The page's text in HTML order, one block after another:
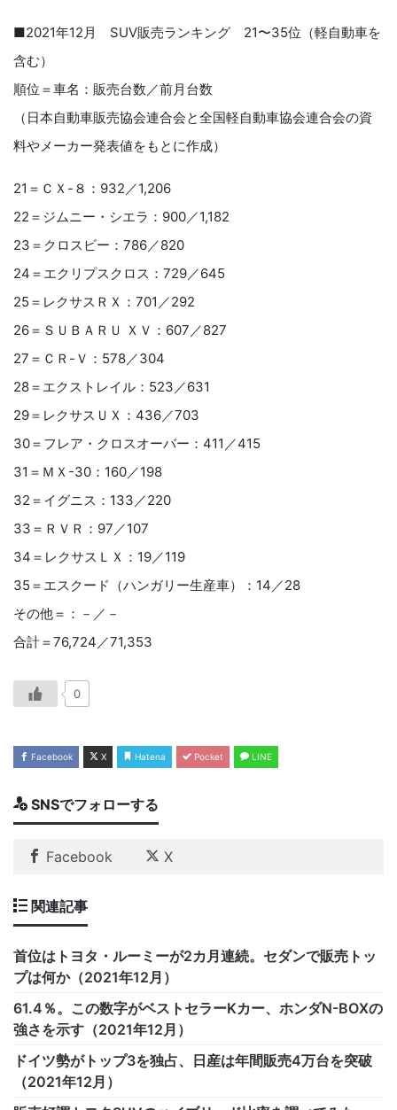
■2021年12月 SUV販売ランキング 21〜35位（軽自動車を
含む）
順位＝車名：販売台数／前月台数
（日本自動車販売協会連合会と全国軽自動車協会連合会の資
料やメーカー発表値をもとに作成）
21＝ＣＸ-８：932／1,206
22＝ジムニー・シエラ：900／1,182
23＝クロスビー：786／820
24＝エクリプスクロス：729／645
25＝レクサスＲＸ：701／292
26＝ＳＵＢＡＲＵ ＸＶ：607／827
27＝ＣＲ-Ｖ：578／304
28＝エクストレイル：523／631
29＝レクサスＵＸ：436／703
30＝フレア・クロスオーバー：411／415
31＝ＭＸ-30：160／198
32＝イグニス：133／220
33＝ＲＶＲ：97／107
34＝レクサスＬＸ：19／119
35＝エスクード（ハンガリー生産車）：14／28
その他＝：－／－
合計＝76,724／71,353
0
Facebook X Hatena Pocket LINE
SNSでフォローする
Facebook X
関連記事
首位はトヨタ・ルーミーが2カ月連続。セダンで販売トッ
プは何か（2021年12月）
61.4％。この数字がベストセラーKカー、ホンダN-BOXの
強さを示す（2021年12月）
ドイツ勢がトップ3を独占、日産は年間販売4万台を突破
（2021年12月）